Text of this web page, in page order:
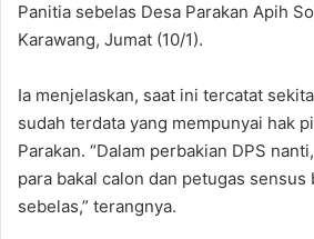
Panitia sebelas Desa Parakan Apih
Karawang, Jumat (10/1).
Ia menjelaskan, saat ini tercatat
sudah terdata yang mempunyai hak
Parakan. “Dalam perbakian DPS
para bakal calon dan petugas
sebelas,” terangnya.